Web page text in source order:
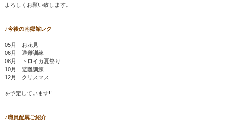
よろしくお願い致します。
♪今後の南郷館レク
05月 お花見
06月 避難訓練
08月 トロイカ夏祭り
10月 避難訓練
12月 クリスマス
を予定しています!!
♪職員配属ご紹介